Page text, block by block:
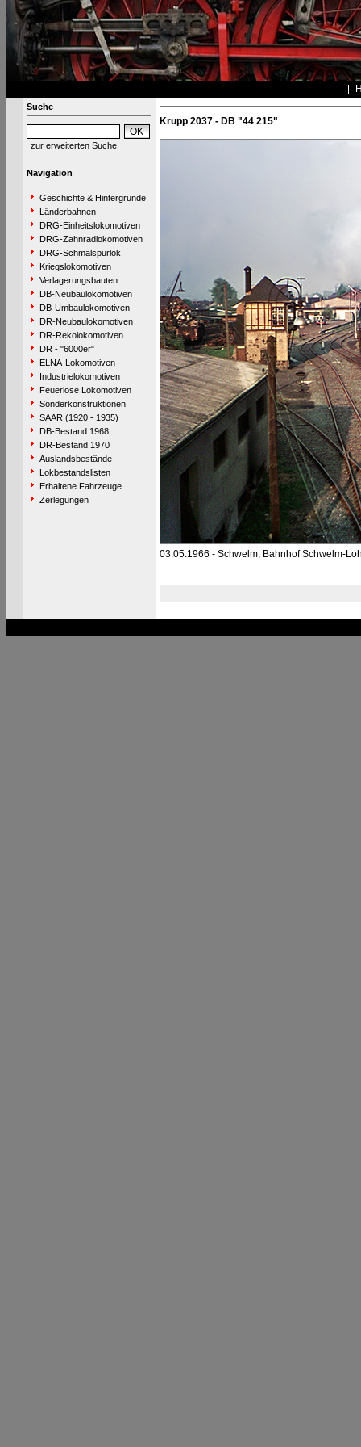
Suche
zur erweiterten Suche
Navigation
Geschichte & Hintergründe
Länderbahnen
DRG-Einheitslokomotiven
DRG-Zahnradlokomotiven
DRG-Schmalspurlok.
Kriegslokomotiven
Verlagerungsbauten
DB-Neubaulokomotiven
DB-Umbaulokomotiven
DR-Neubaulokomotiven
DR-Rekolokomotiven
DR - "6000er"
ELNA-Lokomotiven
Industrielokomotiven
Feuerlose Lokomotiven
Sonderkonstruktionen
SAAR (1920 - 1935)
DB-Bestand 1968
DR-Bestand 1970
Auslandsbestände
Lokbestandslisten
Erhaltene Fahrzeuge
Zerlegungen
Krupp 2037 - DB "44 215"
03.05.1966 - Schwelm, Bahnhof Schwelm-